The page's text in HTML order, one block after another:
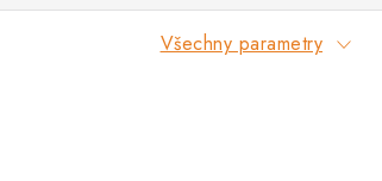
Všechny parametry